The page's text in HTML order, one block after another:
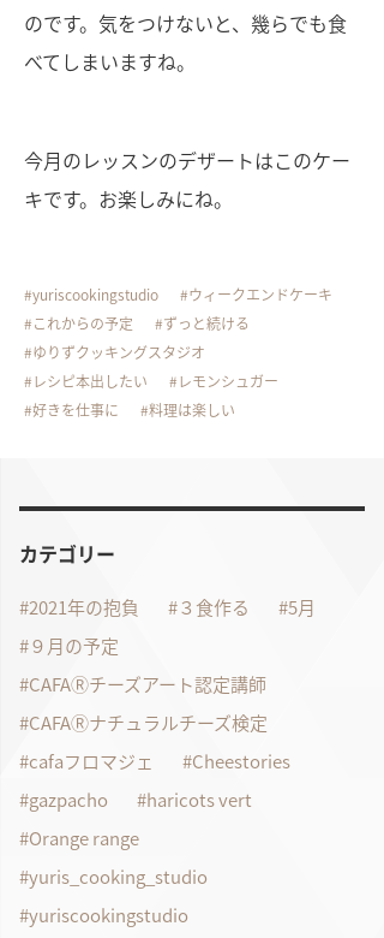
のです。気をつけないと、幾らでも食
べてしまいますね。
今月のレッスンのデザートはこのケー
キです。お楽しみにね。
yuriscookingstudio
ウィークエンドケーキ
これからの予定
ずっと続ける
ゆりずクッキングスタジオ
レシピ本出したい
レモンシュガー
好きを仕事に
料理は楽しい
カテゴリー
2021年の抱負 ３食作る
5月
９月の予定
CAFAⓇチーズアート認定講師
CAFAⓇナチュラルチーズ検定
cafaフロマジェ
Cheestories
gazpacho
haricots vert
Orange range
yuris_cooking_studio
yuriscookingstudio